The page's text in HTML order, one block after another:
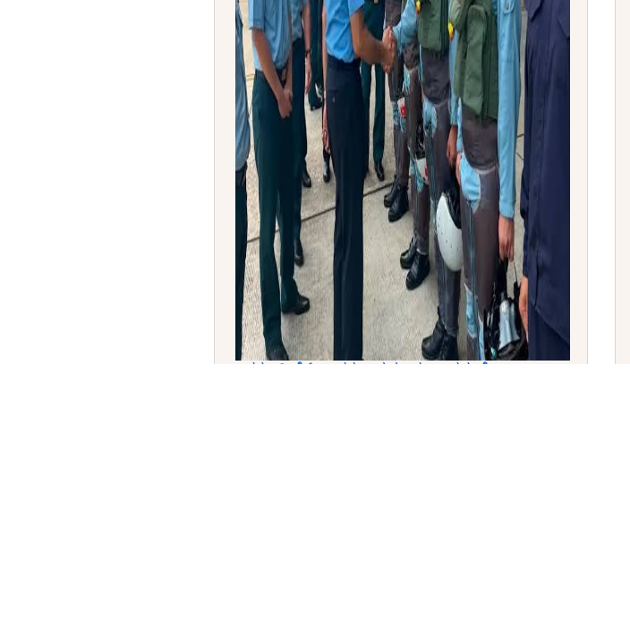
ಭಾರತ - ವಿಯೆಟ್ನಾಂ ರಕ್ಷಣಾ ಸಹಕಾರ ಬಲವರ್ಧನೆ